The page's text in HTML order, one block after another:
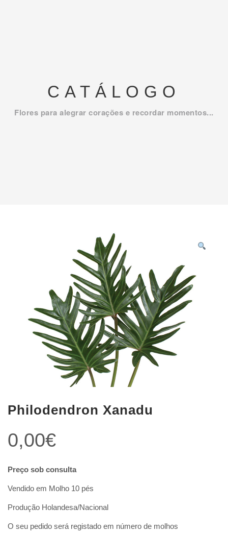
CATÁLOGO
Flores para alegrar corações e recordar momentos...
Philodendron Xanadu
0,00€
Preço sob consulta
Vendido em Molho 10 pés
Produção Holandesa/Nacional
O seu pedido será registado em número de molhos